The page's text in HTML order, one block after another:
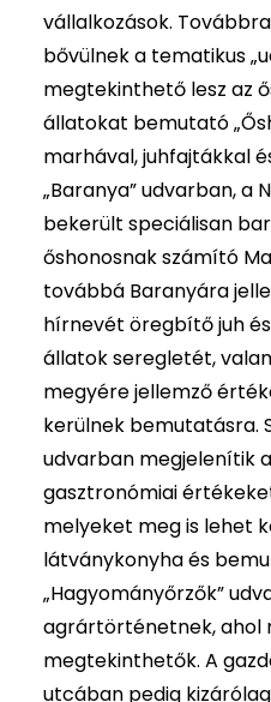
vállalkozások.
bővülnek a tematikus
megtekinthető lesz az
állatokat bemutató
marhával, juhfajtákkal
„Baranya” udvarban, a
bekerült speciálisan
őshonosnak számító
továbbá Baranyára
hírnevét öregbítő juh
állatok seregletét,
megyére jellemző
kerülnek bemutatásra.
udvarban megjelenítik
gasztronómiai
melyeket meg is lehet
látványkonyha és
„Hagyományőrzők”
agrártörténetnek, ahol
megtekinthetők. A
utcában pedig